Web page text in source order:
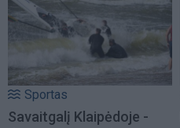
Sportas
Savaitgalį Klaipėdoje -